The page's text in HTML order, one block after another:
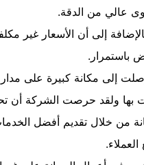
عالي من الدقة.
إلى أن الأسعار غير
باستمرار.
إلى مكانة كبيرة على مدار
بها ولقد حرصت الشركة أن
من خلال تقديم أفضل